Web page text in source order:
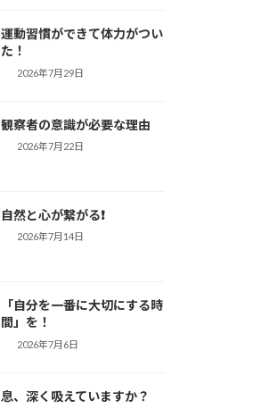
運動習慣ができて体力がつい
た！
2026年7月29日
観察者の意識が必要な理由
2026年7月22日
自然と心が繋がる❗️
2026年7月14日
「自分を一番に大切にする時
間」を！
2026年7月6日
息、深く吸えていますか？